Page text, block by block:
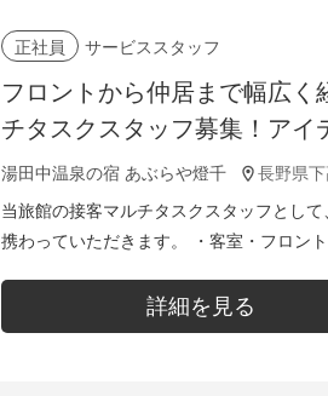
正社員 サービススタッフ
フロントから仲居まで幅広く
チタスクスタッフ募集！アイ
う環境で、どんどん新しい風
◎
湯田中温泉の宿 あぶらや燈千
当旅館の接客マルチタスクスタッフとし
携わっていただきます。 ・客室・フロントにおける接客業務全
詳細を見る